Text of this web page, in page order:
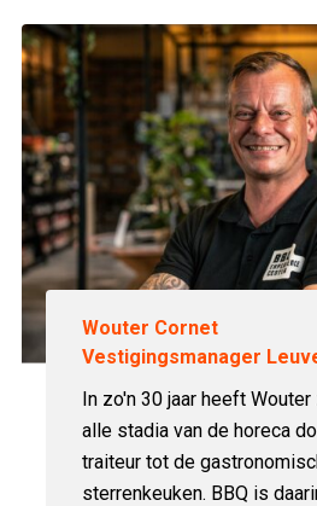
Wouter Cornet
Vestigingsmanager
In zo'n 30 jaar heeft
alle stadia van de horeca
traiteur tot de
sterrenkeuken. BBQ is